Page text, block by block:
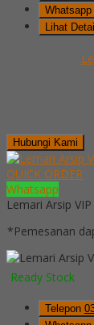
Whatsapp
Lihat
Hubungi Kami
QUICK ORDER
Whatsapp
Lemari Arsip
*Pemesanan
Ready Stock
Telepon